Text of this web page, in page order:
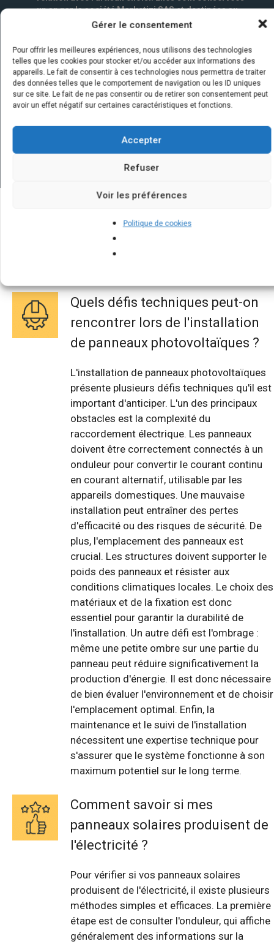
Gérer le consentement
Pour offrir les meilleures expériences, nous utilisons des technologies
telles que les cookies pour stocker et/ou accéder aux informations des
appareils. Le fait de consentir à ces technologies nous permettra de traiter
des données telles que le comportement de navigation ou les ID uniques
sur ce site. Le fait de ne pas consentir ou de retirer son consentement peut
avoir un effet négatif sur certaines caractéristiques et fonctions.
Accepter
Refuser
Voir les préférences
Politique de cookies
un an par la société Marketizi SAS et destinées au
service commercial.*
Quelques infos sur nos centrales
solaires : questions et réponses
Quels défis techniques peut-on
rencontrer lors de l'installation
de panneaux photovoltaïques ?
L'installation de panneaux photovoltaïques
présente plusieurs défis techniques qu'il est
important d'anticiper. L'un des principaux
obstacles est la complexité du
raccordement électrique. Les panneaux
doivent être correctement connectés à un
onduleur pour convertir le courant continu
en courant alternatif, utilisable par les
appareils domestiques. Une mauvaise
installation peut entraîner des pertes
d'efficacité ou des risques de sécurité. De
plus, l'emplacement des panneaux est
crucial. Les structures doivent supporter le
poids des panneaux et résister aux
conditions climatiques locales. Le choix des
matériaux et de la fixation est donc
essentiel pour garantir la durabilité de
l'installation. Un autre défi est l'ombrage :
même une petite ombre sur une partie du
panneau peut réduire significativement la
production d'énergie. Il est donc nécessaire
de bien évaluer l'environnement et de choisir
l'emplacement optimal. Enfin, la
maintenance et le suivi de l'installation
nécessitent une expertise technique pour
s'assurer que le système fonctionne à son
maximum potentiel sur le long terme.
Comment savoir si mes
panneaux solaires produisent de
l'électricité ?
Pour vérifier si vos panneaux solaires
produisent de l'électricité, il existe plusieurs
méthodes simples et efficaces. La première
étape est de consulter l'onduleur, qui affiche
généralement des informations sur la